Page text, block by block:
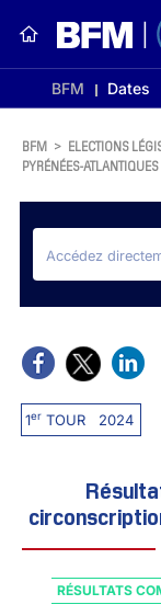
BFM Dates
BFM > ELECTIONS
PYRÉNÉES-
1erTOUR 2024
RÉSULTATS